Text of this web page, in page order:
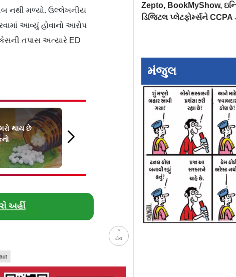
ટોચ
નથી મળ્યો. ઉલ્લેખનીય
આવ્યું હોવાનો આરોપ
તપાસ અત્યારે ED
થાય છે
એક સાઇબર ઠગ પકડાયો
ગોરેગામમાં
ગેરકાયદે
૪૫ મિનિટ ચાલ્યું
Zepto, BookMyShow,
ડિજિટલ પ્લેટફોર્મ્સને CCPA
મંજુલ